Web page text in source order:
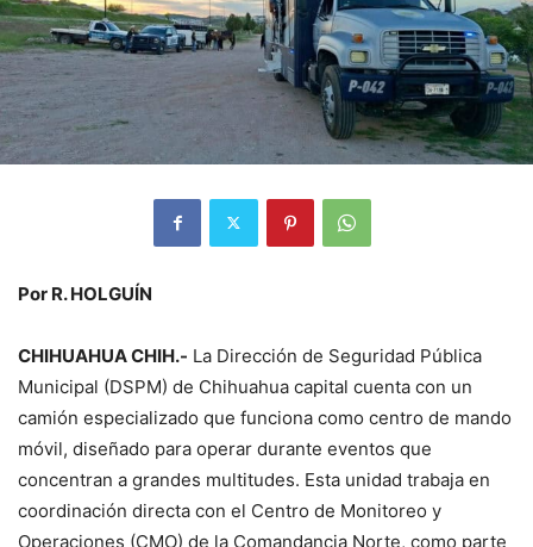
Por R. HOLGUÍN
CHIHUAHUA CHIH.- La Dirección de Seguridad Pública
Municipal (DSPM) de Chihuahua capital cuenta con un
camión especializado que funciona como centro de mando
móvil, diseñado para operar durante eventos que
concentran a grandes multitudes. Esta unidad trabaja en
coordinación directa con el Centro de Monitoreo y
Operaciones (CMO) de la Comandancia Norte, como parte